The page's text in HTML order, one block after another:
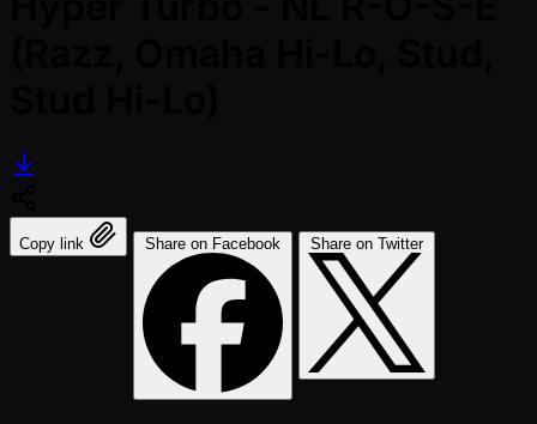
Copy link Share on Facebook Share on Twitter